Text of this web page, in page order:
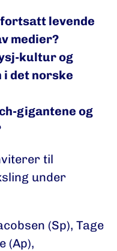
levende
medier?
kultur og
i det norske
gigantene og
til
under
(Sp), Tage
(Ap),